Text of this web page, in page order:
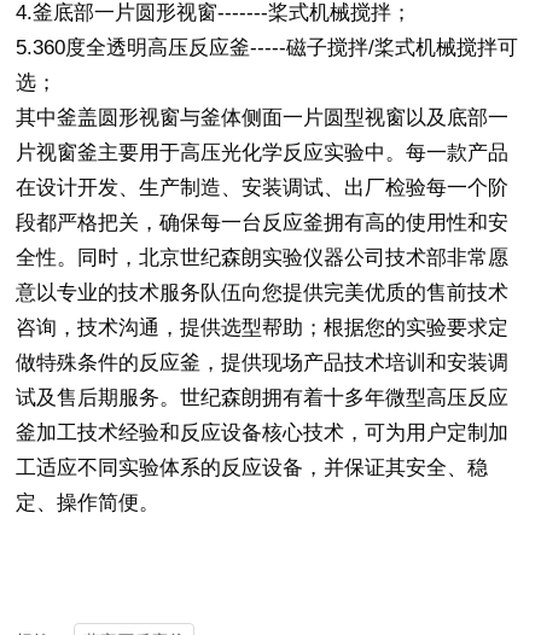
4.釜底部一片圆形视窗-------桨式机械搅拌；
5.360度全透明高压反应釜-----磁子搅拌/桨式机械搅拌可
选；
其中釜盖圆形视窗与釜体侧面一片圆型视窗以及底部一
片视窗釜主要用于高压光化学反应实验中。每一款产品
在设计开发、生产制造、安装调试、出厂检验每一个阶
段都严格把关，确保每一台反应釜拥有高的使用性和安
全性。同时，北京世纪森朗实验仪器公司技术部非常愿
意以专业的技术服务队伍向您提供完美优质的售前技术
咨询，技术沟通，提供选型帮助；根据您的实验要求定
做特殊条件的反应釜，提供现场产品技术培训和安装调
试及售后期服务。世纪森朗拥有着十多年微型高压反应
釜加工技术经验和反应设备核心技术，可为用户定制加
工适应不同实验体系的反应设备，并保证其安全、稳
定、操作简便。